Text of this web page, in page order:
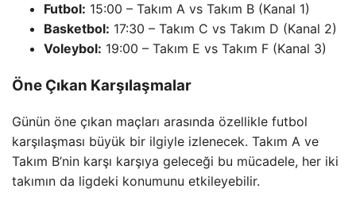
Futbol: 15:00 – Takım A vs Takım B (Kanal 1)
Basketbol: 17:30 – Takım C vs Takım D (Kanal 2)
Voleybol: 19:00 – Takım E vs Takım F (Kanal 3)
Öne Çıkan Karşılaşmalar
Günün öne çıkan maçları arasında özellikle futbol
karşılaşması büyük bir ilgiyle izlenecek. Takım A ve
Takım B’nin karşı karşıya geleceği bu mücadele, her iki
takımın da ligdeki konumunu etkileyebilir.